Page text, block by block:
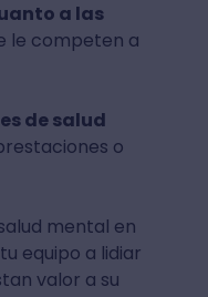
a las
le competen a
de salud
o
mental en
equipo a lidiar
valor a su